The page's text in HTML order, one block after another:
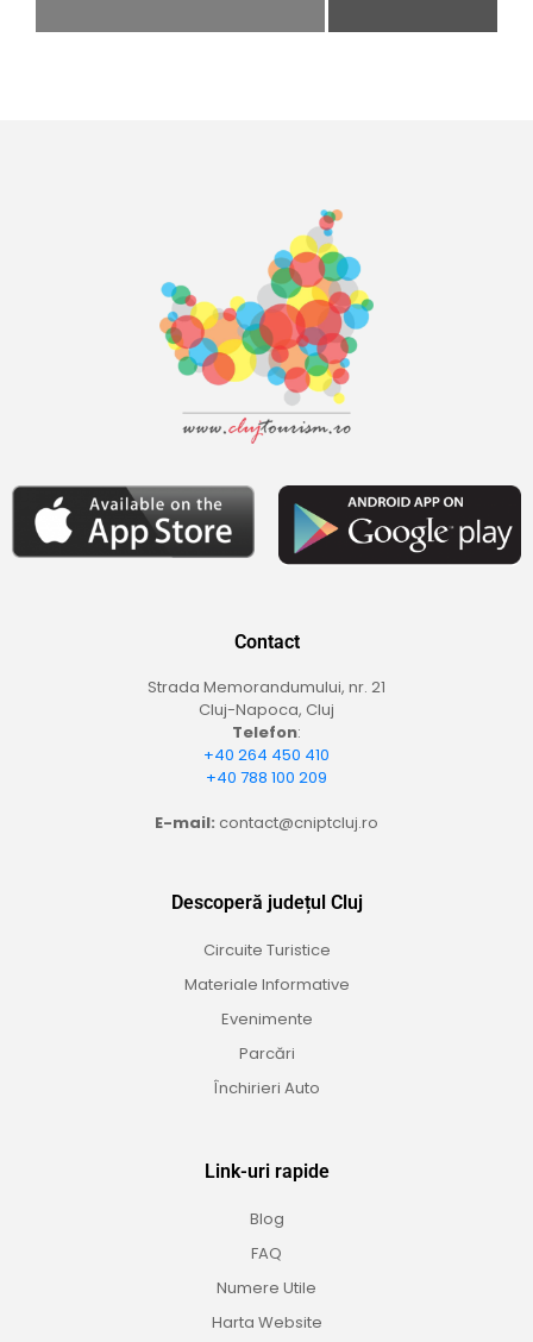
Contact
Strada Memorandumului, nr. 21
Cluj-Napoca, Cluj
Telefon:
+40 264 450 410
+40 788 100 209
E-mail: contact@cniptcluj.ro
Descoperă județul Cluj
Circuite Turistice
Materiale Informative
Evenimente
Parcări
Închirieri Auto
Link-uri rapide
Blog
FAQ
Numere Utile
Harta Website